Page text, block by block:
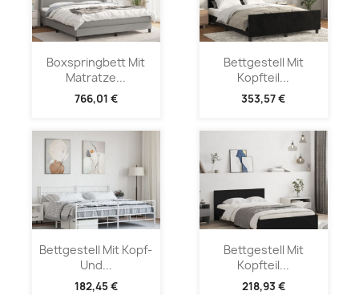
Boxspringbett Mit
Matratze...
766,01 €
Bettgestell Mit
Kopfteil...
353,57 €
Bettgestell Mit Kopf-
Und...
182,45 €
Bettgestell Mit
Kopfteil...
218,93 €